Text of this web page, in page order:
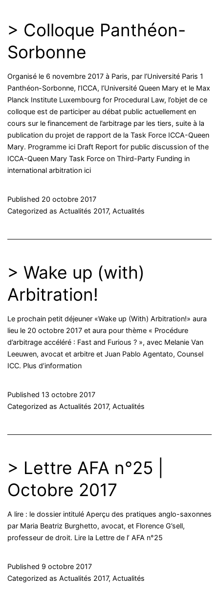
> Colloque Panthéon-
Sorbonne
Organisé le 6 novembre 2017 à Paris, par l’Université Paris 1
Panthéon-Sorbonne, l’ICCA, l’Université Queen Mary et le Max
Planck Institute Luxembourg for Procedural Law, l’objet de ce
colloque est de participer au débat public actuellement en
cours sur le financement de l’arbitrage par les tiers, suite à la
publication du projet de rapport de la Task Force ICCA-Queen
Mary. Programme ici Draft Report for public discussion of the
ICCA-Queen Mary Task Force on Third-Party Funding in
international arbitration ici
Published 20 octobre 2017
Categorized as Actualités 2017, Actualités
> Wake up (with)
Arbitration!
Le prochain petit déjeuner «Wake up (With) Arbitration!» aura
lieu le 20 octobre 2017 et aura pour thème « Procédure
d’arbitrage accéléré : Fast and Furious ? », avec Melanie Van
Leeuwen, avocat et arbitre et Juan Pablo Agentato, Counsel
ICC. Plus d’information
Published 13 octobre 2017
Categorized as Actualités 2017, Actualités
> Lettre AFA n°25 |
Octobre 2017
A lire : le dossier intitulé Aperçu des pratiques anglo-saxonnes
par Maria Beatriz Burghetto, avocat, et Florence G’sell,
professeur de droit. Lire la Lettre de l’ AFA n°25
Published 9 octobre 2017
Categorized as Actualités 2017, Actualités